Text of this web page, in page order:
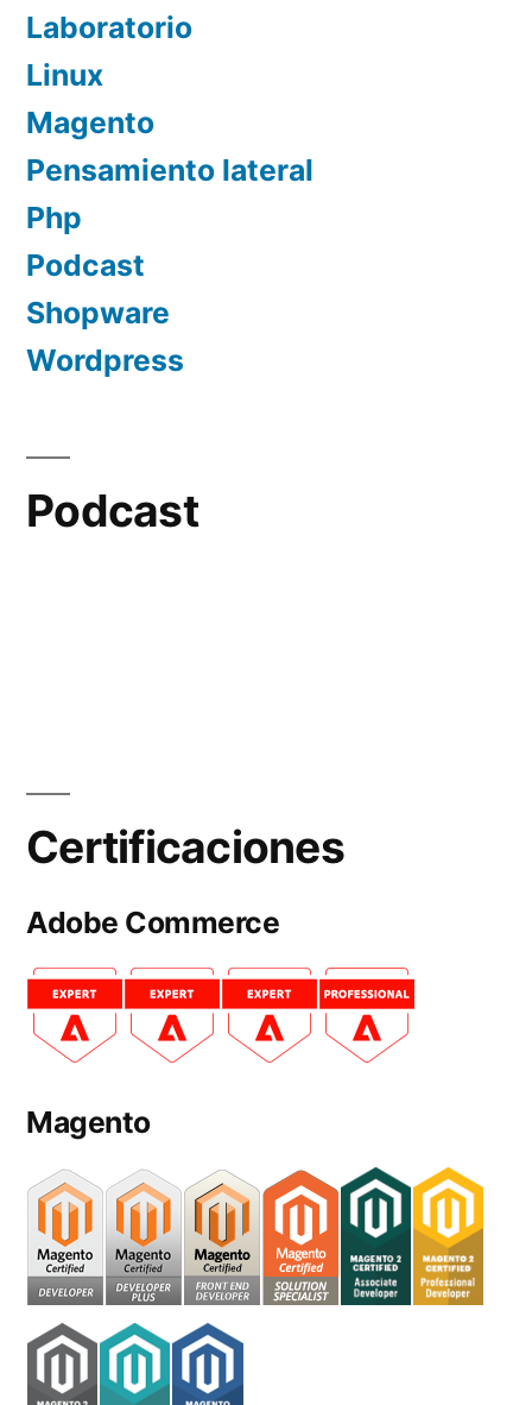
Laboratorio
Linux
Magento
Pensamiento lateral
Php
Podcast
Shopware
Wordpress
Podcast
Certificaciones
Adobe Commerce
Magento